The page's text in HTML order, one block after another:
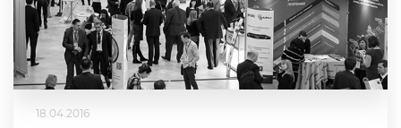
18.04.2016